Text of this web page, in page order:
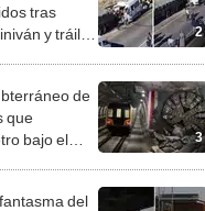
2
tras
y tráiler
3
de
que
bajo el
del